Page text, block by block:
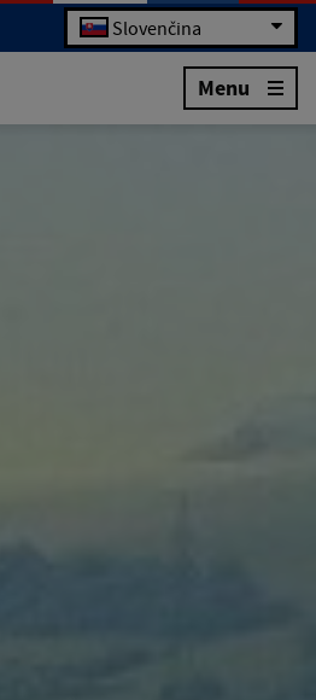
Slovenčina
Menu